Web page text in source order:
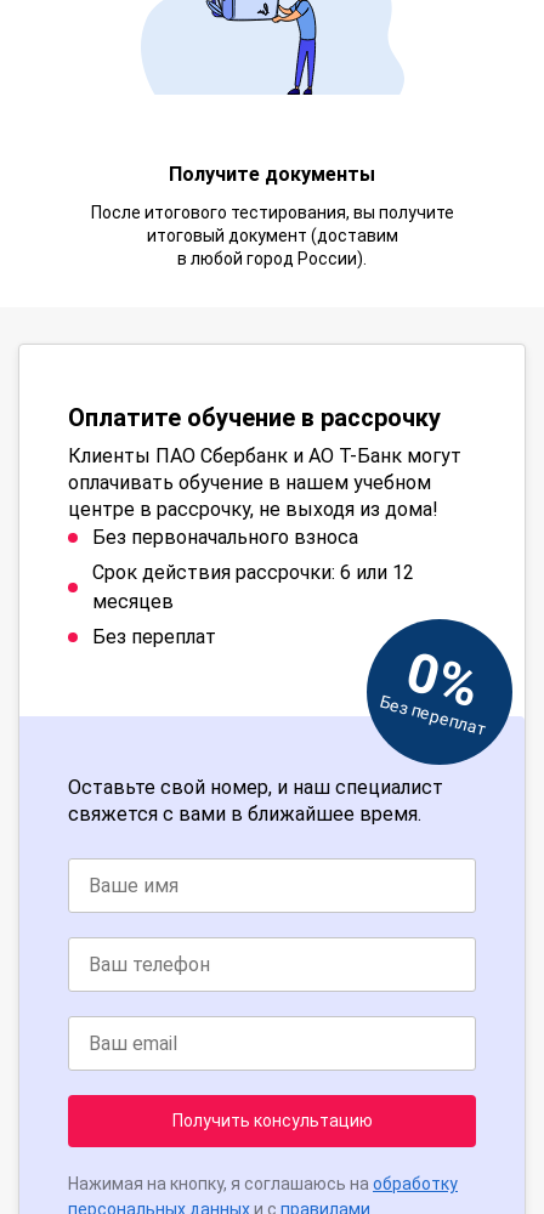
Получите документы
После итогового тестирования, вы получите
итоговый документ (доставим
в любой город России).
Оплатите обучение в рассрочку
Клиенты ПАО Сбербанк и АО Т-Банк могут
оплачивать обучение в нашем учебном
центре в рассрочку, не выходя из дома!
Без первоначального взноса
Срок действия рассрочки: 6 или 12
месяцев
Без переплат
0%
Без переплат
Оставьте свой номер, и наш специалист
свяжется с вами в ближайшее время.
Получить консультацию
Нажимая на кнопку, я соглашаюсь на обработку
персональных данныхи с правилами